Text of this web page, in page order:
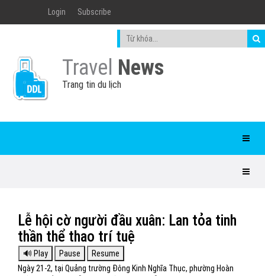
Login Subscribe
Travel News
Trang tin du lịch
Lễ hội cờ người đầu xuân: Lan tỏa tinh
thần thể thao trí tuệ
Ngày 21-2, tại Quảng trường Đông Kinh Nghĩa Thục, phường Hoàn